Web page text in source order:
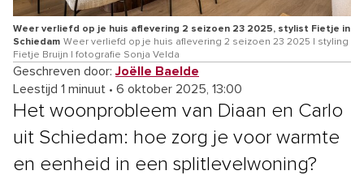
Weer verliefd op je huis aflevering 2 seizoen 23 2025, stylist Fietje in
Schiedam Weer verliefd op je huis aflevering 2 seizoen 23 2025 | styling
Fietje Bruijn | fotografie Sonja Velda
Geschreven door:Joëlle Baelde
Leestijd 1 minuut • 6 oktober 2025, 13:00
Het woonprobleem van Diaan en Carlo
uit Schiedam: hoe zorg je voor warmte
en eenheid in een splitlevelwoning?